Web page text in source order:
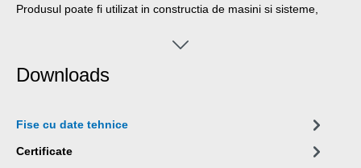
Produsul poate fi utilizat in constructia de masini si sisteme,
Downloads
Fise cu date tehnice
Certificate